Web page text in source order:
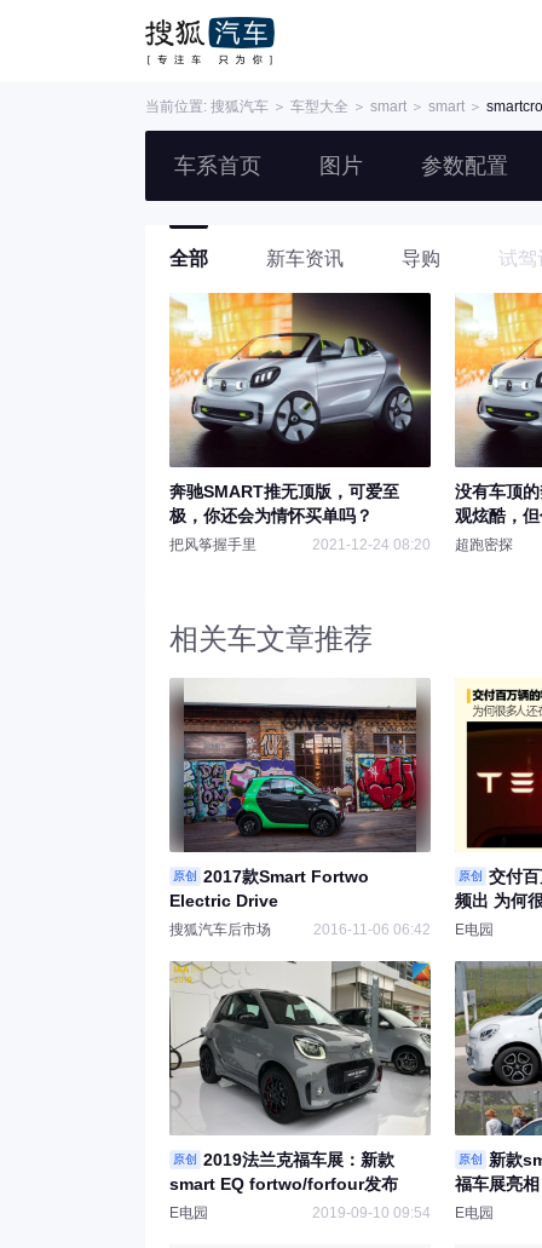
当前位置: 搜狐汽车 ＞ 车型大全 ＞ smart ＞ smart ＞
车系首页 图片 参数配置
全部 新车资讯 导购 试驾
奔驰SMART推无顶版，可爱至
极，你还会为情怀买单吗？
把风筝握手里 2021-12-24 08:20
没有车顶
观炫酷，
超跑密探
相关车文章推荐
原创
2017款Smart Fortwo
Electric Drive
搜狐汽车后市场 2016-11-06 06:42
原创
交付
频出 为何
E电园
原创
2019法兰克福车展：新款
smart EQ fortwo/forfour发布
E电园 2019-09-10 09:54
原创
新款
福车展亮相
E电园